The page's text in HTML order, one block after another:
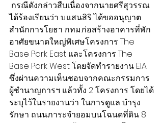
ได้ร้องเรียนว่า บ.แสนสิริ ได้ขออนุญาต
สำนักการโยธา กทม.ก่อสร้างอาคารที่พัก
อาศัยขนาดใหญ่พิเศษโครงการ The
Base Park East และโครงการ The
Base Park West โดยจัดทำรายงาน EIA
ซึ่งผ่านความเห็นชอบจากคณะกรรมการ
ผู้ชำนาญการฯ แล้วทั้ง 2 โครงการ โดยได้
ระบุไว้ในรายงานว่า ในการดูแล บำรุง
รักษา ถนนภาระจำยอมบนโฉนดที่ดิน 8